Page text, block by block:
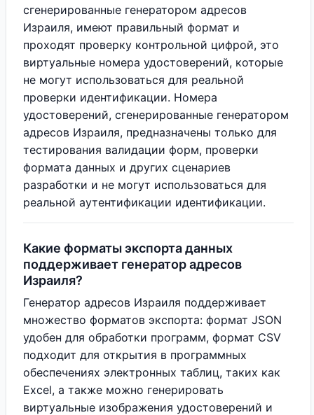
сгенерированные генератором адресов
Израиля, имеют правильный формат и
проходят проверку контрольной цифрой, это
виртуальные номера удостоверений, которые
не могут использоваться для реальной
проверки идентификации. Номера
удостоверений, сгенерированные генератором
адресов Израиля, предназначены только для
тестирования валидации форм, проверки
формата данных и других сценариев
разработки и не могут использоваться для
реальной аутентификации идентификации.
Какие форматы экспорта данных
поддерживает генератор адресов
Израиля?
Генератор адресов Израиля поддерживает
множество форматов экспорта: формат JSON
удобен для обработки программ, формат CSV
подходит для открытия в программных
обеспечениях электронных таблиц, таких как
Excel, а также можно генерировать
виртуальные изображения удостоверений и